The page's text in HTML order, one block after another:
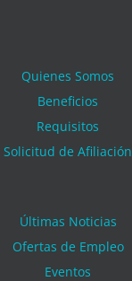
Quienes Somos
Beneficios
Requisitos
Solicitud de Afiliación
Últimas Noticias
Ofertas de Empleo
Eventos